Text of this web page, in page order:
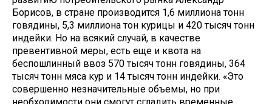
Борисов, в стране производится 1,6 миллиона тонн
говядины, 5,3 миллиона тон курицы и 420 тысяч тонн
индейки. Но на всякий случай, в качестве
превентивной меры, есть еще и квота на
беспошлинный ввоз 570 тысяч тонн говядины, 364
тысяч тонн мяса кур и 14 тысяч тонн индейки. «Это
совершенно незначительные объемы, но при
необходимости они смогут сгладить временные